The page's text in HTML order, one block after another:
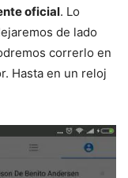
oficial. Lo
de lado
correrlo en
Hasta en un reloj